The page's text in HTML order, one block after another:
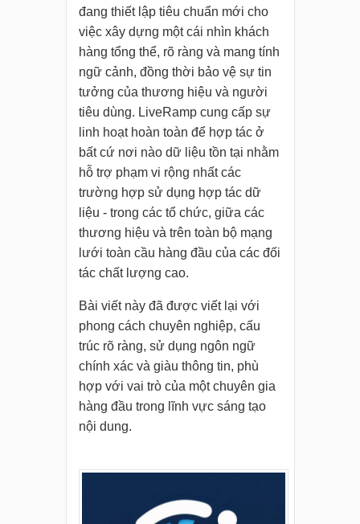
đang thiết lập tiêu chuẩn mới cho
việc xây dựng một cái nhìn khách
hàng tổng thể, rõ ràng và mang tính
ngữ cảnh, đồng thời bảo vệ sự tin
tưởng của thương hiệu và người
tiêu dùng. LiveRamp cung cấp sự
linh hoạt hoàn toàn để hợp tác ở
bất cứ nơi nào dữ liệu tồn tại nhằm
hỗ trợ phạm vi rộng nhất các
trường hợp sử dụng hợp tác dữ
liệu - trong các tổ chức, giữa các
thương hiệu và trên toàn bộ mạng
lưới toàn cầu hàng đầu của các đối
tác chất lượng cao.
Bài viết này đã được viết lại với
phong cách chuyên nghiệp, cấu
trúc rõ ràng, sử dụng ngôn ngữ
chính xác và giàu thông tin, phù
hợp với vai trò của một chuyên gia
hàng đầu trong lĩnh vực sáng tạo
nội dung.